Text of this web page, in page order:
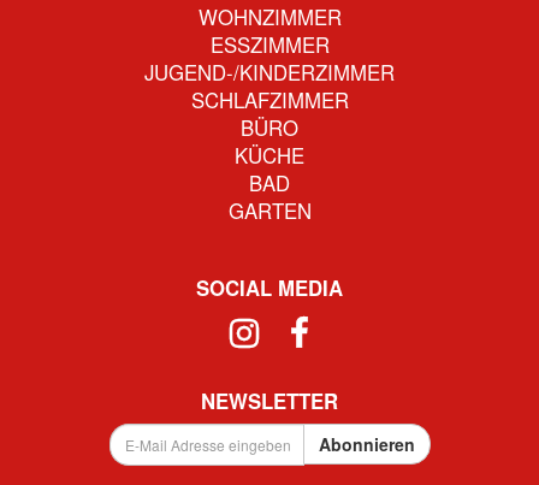
WOHNZIMMER
ESSZIMMER
JUGEND-/KINDERZIMMER
SCHLAFZIMMER
BÜRO
KÜCHE
BAD
GARTEN
SOCIAL MEDIA
NEWSLETTER
Mail
Abonnieren